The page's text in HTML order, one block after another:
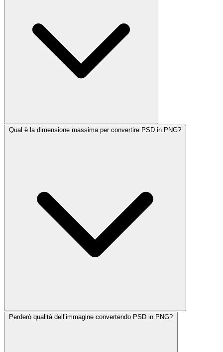
Qual è la dimensione massima per convertire PSD in PNG?
Perderò qualità dell’immagine convertendo PSD in PNG?